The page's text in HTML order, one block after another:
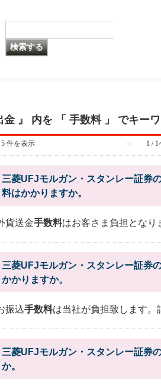
金 』 内を 「 手数料 」 でキー
件を表示 ≪ 1 / 1
三菱UFJモルガン・スタンレー証券
料はかかりますか。
貨送金手数料はお客さま負担となり
三菱UFJモルガン・スタンレー証券
かかりますか。
振込手数料は当社が負担致します。
三菱UFJモルガン・スタンレー証券
か。